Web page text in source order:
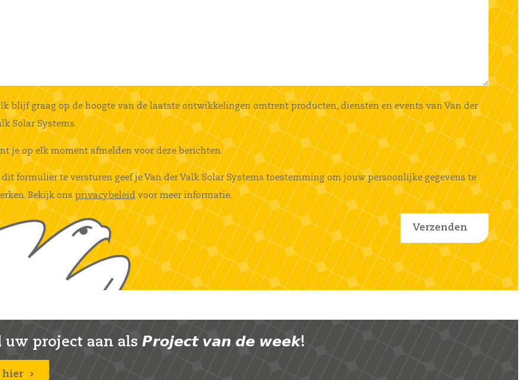
Ik blijf graag op de hoogte van de laatste ontwikkelingen omtrent producten, diensten en events van Van der
Solar Systems.
je op elk moment afmelden voor deze berichten.
dit formulier te versturen geef je Van der Valk Solar Systems toestemming om jouw persoonlijke gegevens te
Bekijk onsprivacybeleidvoor meer informatie.
uw project aan als 𝙋𝙧𝙤𝙟𝙚𝙘𝙩 𝙫𝙖𝙣 𝙙𝙚 𝙬𝙚𝙚𝙠!
hier